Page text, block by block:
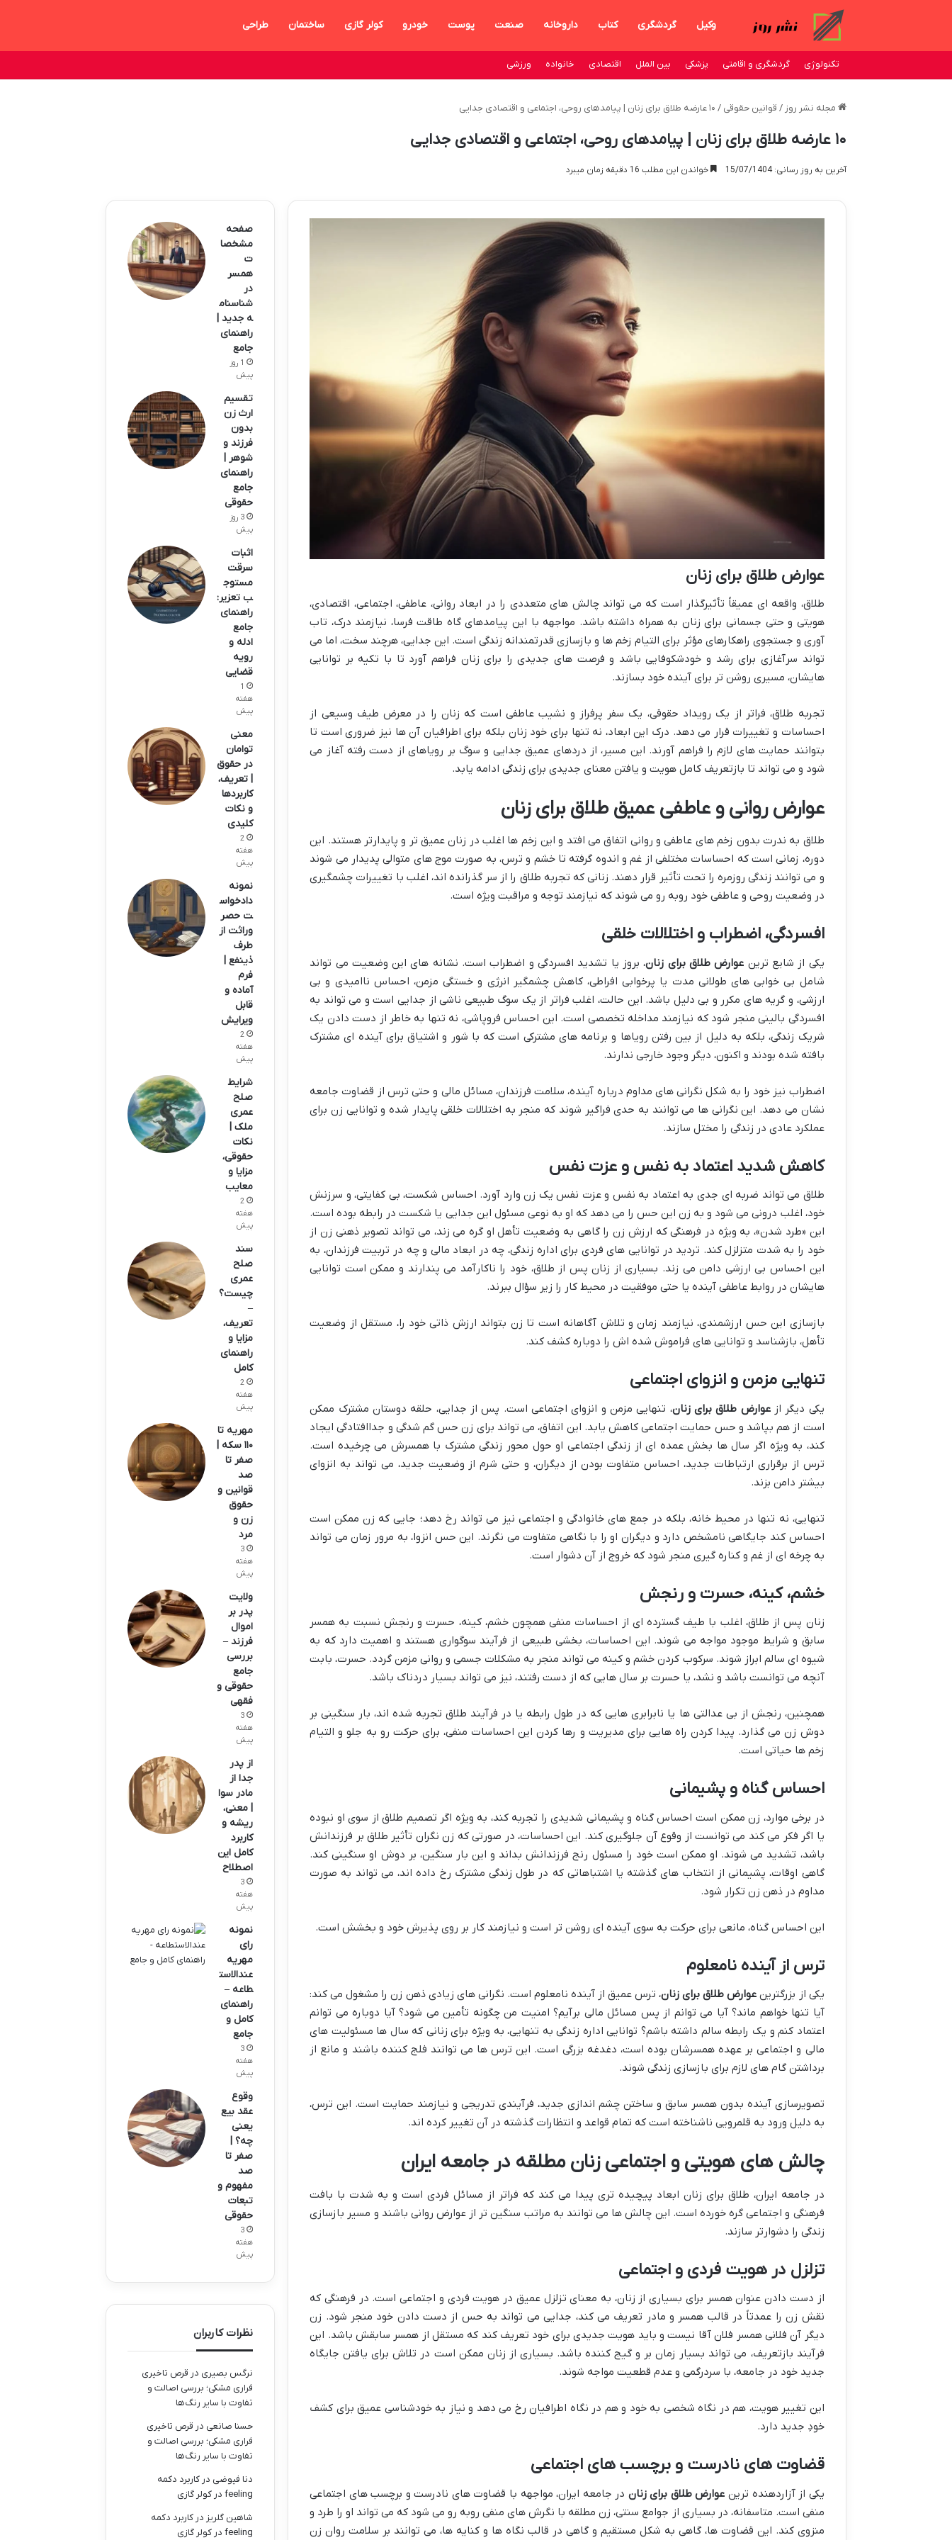
وکیل گردشگری کتاب داروخانه صنعت پوست خودرو کولر گازی ساختمان طراحی
تکنولوژی گردشگری و اقامتی پزشکی بین الملل اقتصادی خانواده ورزشی
مجله نشر روز / قوانین حقوقی / ۱۰ عارضه طلاق برای زنان | پیامدهای روحی، اجتماعی و اقتصادی جدایی
۱۰ عارضه طلاق برای زنان | پیامدهای روحی، اجتماعی و اقتصادی جدایی
آخرین به روز رسانی: 15/07/1404 خواندن این مطلب 16 دقیقه زمان میبرد
عوارض طلاق برای زنان
طلاق، واقعه ای عمیقاً تأثیرگذار است که می تواند چالش های متعددی را در ابعاد روانی، عاطفی، اجتماعی، اقتصادی،
هویتی و حتی جسمانی برای زنان به همراه داشته باشد. مواجهه با این پیامدهای گاه طاقت فرسا، نیازمند درک، تاب
آوری و جستجوی راهکارهای مؤثر برای التیام زخم ها و بازسازی قدرتمندانه زندگی است. این جدایی، هرچند سخت، اما می
تواند سرآغازی برای رشد و خودشکوفایی باشد و فرصت های جدیدی را برای زنان فراهم آورد تا با تکیه بر توانایی
هایشان، مسیری روشن تر برای آینده خود بسازند.
تجربه طلاق، فراتر از یک رویداد حقوقی، یک سفر پرفراز و نشیب عاطفی است که زنان را در معرض طیف وسیعی از
احساسات و تغییرات قرار می دهد. درک این ابعاد، نه تنها برای خود زنان بلکه برای اطرافیان آن ها نیز ضروری است تا
بتوانند حمایت های لازم را فراهم آورند. این مسیر، از دردهای عمیق جدایی و سوگ بر رویاهای از دست رفته آغاز می
شود و می تواند تا بازتعریف کامل هویت و یافتن معنای جدیدی برای زندگی ادامه یابد.
عوارض روانی و عاطفی عمیق طلاق برای زنان
طلاق به ندرت بدون زخم های عاطفی و روانی اتفاق می افتد و این زخم ها اغلب در زنان عمیق تر و پایدارتر هستند. این
دوره، زمانی است که احساسات مختلفی از غم و اندوه گرفته تا خشم و ترس، به صورت موج های متوالی پدیدار می شوند
و می توانند زندگی روزمره را تحت تأثیر قرار دهند. زنانی که تجربه طلاق را از سر گذرانده اند، اغلب با تغییرات چشمگیری
در وضعیت روحی و عاطفی خود روبه رو می شوند که نیازمند توجه و مراقبت ویژه است.
افسردگی، اضطراب و اختلالات خلقی
یکی از شایع ترین عوارض طلاق برای زنان، بروز یا تشدید افسردگی و اضطراب است. نشانه های این وضعیت می تواند
شامل بی خوابی های طولانی مدت یا پرخوابی افراطی، کاهش چشمگیر انرژی و خستگی مزمن، احساس ناامیدی و بی
ارزشی، و گریه های مکرر و بی دلیل باشد. این حالت، اغلب فراتر از یک سوگ طبیعی ناشی از جدایی است و می تواند به
افسردگی بالینی منجر شود که نیازمند مداخله تخصصی است. این احساس فروپاشی، نه تنها به خاطر از دست دادن یک
شریک زندگی، بلکه به دلیل از بین رفتن رویاها و برنامه های مشترکی است که با شور و اشتیاق برای آینده ای مشترک
بافته شده بودند و اکنون، دیگر وجود خارجی ندارند.
اضطراب نیز خود را به شکل نگرانی های مداوم درباره آینده، سلامت فرزندان، مسائل مالی و حتی ترس از قضاوت جامعه
نشان می دهد. این نگرانی ها می توانند به حدی فراگیر شوند که منجر به اختلالات خلقی پایدار شده و توانایی زن برای
عملکرد عادی در زندگی را مختل سازند.
کاهش شدید اعتماد به نفس و عزت نفس
طلاق می تواند ضربه ای جدی به اعتماد به نفس و عزت نفس یک زن وارد آورد. احساس شکست، بی کفایتی، و سرزنش
خود، اغلب درونی می شود و به زن این حس را می دهد که او به نوعی مسئول این جدایی یا شکست در رابطه بوده است.
این «طرد شدن»، به ویژه در فرهنگی که ارزش زن را گاهی به وضعیت تأهل او گره می زند، می تواند تصویر ذهنی زن از
خود را به شدت متزلزل کند. تردید در توانایی های فردی برای اداره زندگی، چه در ابعاد مالی و چه در تربیت فرزندان، به
این احساس بی ارزشی دامن می زند. بسیاری از زنان پس از طلاق، خود را ناکارآمد می پندارند و ممکن است توانایی
هایشان در روابط عاطفی آینده یا حتی موفقیت در محیط کار را زیر سؤال ببرند.
بازسازی این حس ارزشمندی، نیازمند زمان و تلاش آگاهانه است تا زن بتواند ارزش ذاتی خود را، مستقل از وضعیت
تأهل، بازشناسد و توانایی های فراموش شده اش را دوباره کشف کند.
تنهایی مزمن و انزوای اجتماعی
یکی دیگر ازعوارض طلاق برای زنان، تنهایی مزمن و انزوای اجتماعی است. پس از جدایی، حلقه دوستان مشترک ممکن
است از هم بپاشد و حس حمایت اجتماعی کاهش یابد. این اتفاق، می تواند برای زن حس گم شدگی و جداافتادگی ایجاد
کند، به ویژه اگر سال ها بخش عمده ای از زندگی اجتماعی او حول محور زندگی مشترک با همسرش می چرخیده است.
ترس از برقراری ارتباطات جدید، احساس متفاوت بودن از دیگران، و حتی شرم از وضعیت جدید، می تواند به انزوای
بیشتر دامن بزند.
تنهایی، نه تنها در محیط خانه، بلکه در جمع های خانوادگی و اجتماعی نیز می تواند رخ دهد؛ جایی که زن ممکن است
احساس کند جایگاهی نامشخص دارد و دیگران او را با نگاهی متفاوت می نگرند. این حس انزوا، به مرور زمان می تواند
به چرخه ای از غم و کناره گیری منجر شود که خروج از آن دشوار است.
خشم، کینه، حسرت و رنجش
زنان پس از طلاق، اغلب با طیف گسترده ای از احساسات منفی همچون خشم، کینه، حسرت و رنجش نسبت به همسر
سابق و شرایط موجود مواجه می شوند. این احساسات، بخشی طبیعی از فرآیند سوگواری هستند و اهمیت دارد که به
شیوه ای سالم ابراز شوند. سرکوب کردن خشم و کینه می تواند منجر به مشکلات جسمی و روانی مزمن گردد. حسرت، بابت
آنچه می توانست باشد و نشد، یا حسرت بر سال هایی که از دست رفتند، نیز می تواند بسیار دردناک باشد.
همچنین، رنجش از بی عدالتی ها یا نابرابری هایی که در طول رابطه یا در فرآیند طلاق تجربه شده اند، بار سنگینی بر
دوش زن می گذارد. پیدا کردن راه هایی برای مدیریت و رها کردن این احساسات منفی، برای حرکت رو به جلو و التیام
زخم ها حیاتی است.
احساس گناه و پشیمانی
در برخی موارد، زن ممکن است احساس گناه و پشیمانی شدیدی را تجربه کند، به ویژه اگر تصمیم طلاق از سوی او نبوده
یا اگر فکر می کند می توانست از وقوع آن جلوگیری کند. این احساسات، در صورتی که زن نگران تأثیر طلاق بر فرزندانش
باشد، تشدید می شوند. او ممکن است خود را مسئول رنج فرزندانش بداند و این بار سنگین، بر دوش او سنگینی کند.
گاهی اوقات، پشیمانی از انتخاب های گذشته یا اشتباهاتی که در طول زندگی مشترک رخ داده اند، می تواند به صورت
مداوم در ذهن زن تکرار شود.
این احساس گناه، مانعی برای حرکت به سوی آینده ای روشن تر است و نیازمند کار بر روی پذیرش خود و بخشش است.
ترس از آینده نامعلوم
یکی از بزرگترین عوارض طلاق برای زنان، ترس عمیق از آینده نامعلوم است. نگرانی های زیادی ذهن زن را مشغول می کند:
آیا تنها خواهم ماند؟ آیا می توانم از پس مسائل مالی برآیم؟ امنیت من چگونه تأمین می شود؟ آیا دوباره می توانم
اعتماد کنم و یک رابطه سالم داشته باشم؟ توانایی اداره زندگی به تنهایی، به ویژه برای زنانی که سال ها مسئولیت های
مالی و اجتماعی بر عهده همسرشان بوده است، دغدغه بزرگی است. این ترس ها می توانند فلج کننده باشند و مانع از
برداشتن گام های لازم برای بازسازی زندگی شوند.
تصویرسازی آینده بدون همسر سابق و ساختن چشم اندازی جدید، فرآیندی تدریجی و نیازمند حمایت است. این ترس،
به دلیل ورود به قلمرویی ناشناخته است که تمام قواعد و انتظارات گذشته در آن تغییر کرده اند.
چالش های هویتی و اجتماعی زنان مطلقه در جامعه ایران
در جامعه ایران، طلاق برای زنان ابعاد پیچیده تری پیدا می کند که فراتر از مسائل فردی است و به شدت با بافت
فرهنگی و اجتماعی گره خورده است. این چالش ها می توانند به مراتب سنگین تر از عوارض روانی باشند و مسیر بازسازی
زندگی را دشوارتر سازند.
تزلزل در هویت فردی و اجتماعی
از دست دادن عنوان همسر برای بسیاری از زنان، به معنای تزلزل عمیق در هویت فردی و اجتماعی است. در فرهنگی که
نقش زن را عمدتاً در قالب همسر و مادر تعریف می کند، جدایی می تواند به حس از دست دادن خود منجر شود. زن
دیگر آن فلانی همسر فلان آقا نیست و باید هویت جدیدی برای خود تعریف کند که مستقل از همسر سابقش باشد. این
فرآیند بازتعریف، می تواند بسیار زمان بر و گیج کننده باشد. بسیاری از زنان ممکن است در تلاش برای یافتن جایگاه
جدید خود در جامعه، با سردرگمی و عدم قطعیت مواجه شوند.
این تغییر هویت، هم در نگاه شخصی به خود و هم در نگاه اطرافیان رخ می دهد و نیاز به خودشناسی عمیق برای کشف
خودِ جدید دارد.
قضاوت های نادرست و برچسب های اجتماعی
یکی از آزاردهنده ترین عوارض طلاق برای زنان در جامعه ایران، مواجهه با قضاوت های نادرست و برچسب های اجتماعی
منفی است. متاسفانه، در بسیاری از جوامع سنتی، زن مطلقه با نگرش های منفی روبه رو می شود که می تواند او را طرد و
منزوی کند. این قضاوت ها، گاهی به شکل مستقیم و گاهی در قالب نگاه ها و کنایه ها، می توانند بر سلامت روان زن
صفحه
مشخصا
ت
همسر
در
شناسنام
ه جدید |
راهنمای
جامع
1 روز
پیش
تقسیم
ارث زن
بدون
فرزند و
شوهر |
راهنمای
جامع
حقوقی
3 روز
پیش
اثبات
سرقت
مستوج
ب تعزیر:
راهنمای
جامع
ادله و
رویه
قضایی
1
هفته
پیش
معنی
توامان
در حقوق
| تعریف،
کاربردها
و نکات
کلیدی
2
هفته
پیش
نمونه
دادخواس
ت حصر
وراثت از
طرف
ذینفع |
فرم
آماده و
قابل
ویرایش
2
هفته
پیش
شرایط
صلح
عمری
ملک |
نکات
حقوقی،
مزایا و
معایب
2
هفته
پیش
سند
صلح
عمری
چیست؟
–
تعریف،
مزایا و
راهنمای
کامل
2
هفته
پیش
مهریه تا
۱۱۰ سکه |
صفر تا
صد
قوانین و
حقوق
زن و
مرد
3
هفته
پیش
ولایت
پدر بر
اموال
فرزند –
بررسی
جامع
حقوقی و
فقهی
3
هفته
پیش
از پدر
جدا از
مادر سوا
| معنی،
ریشه و
کاربرد
کامل این
اصطلاح
3
هفته
پیش
نمونه
رای
مهریه
عندالاست
طاعه –
راهنمای
کامل و
جامع
3
هفته
پیش
وقوع
عقد بیع
یعنی
چه؟ |
صفر تا
صد
مفهوم و
تبعات
حقوقی
3
هفته
پیش
نظرات کاربران
نرگس بصیری در قرص تاخیری
فراری مشکی؛ بررسی اصالت و
تفاوت با سایر رنگ‌ها
حسنا صانعی در قرص تاخیری
فراری مشکی؛ بررسی اصالت و
تفاوت با سایر رنگ‌ها
دنا فیوضی در کاربرد دکمه
feeling در کولر گازی
شاهین گلریز در کاربرد دکمه
feeling در کولر گازی